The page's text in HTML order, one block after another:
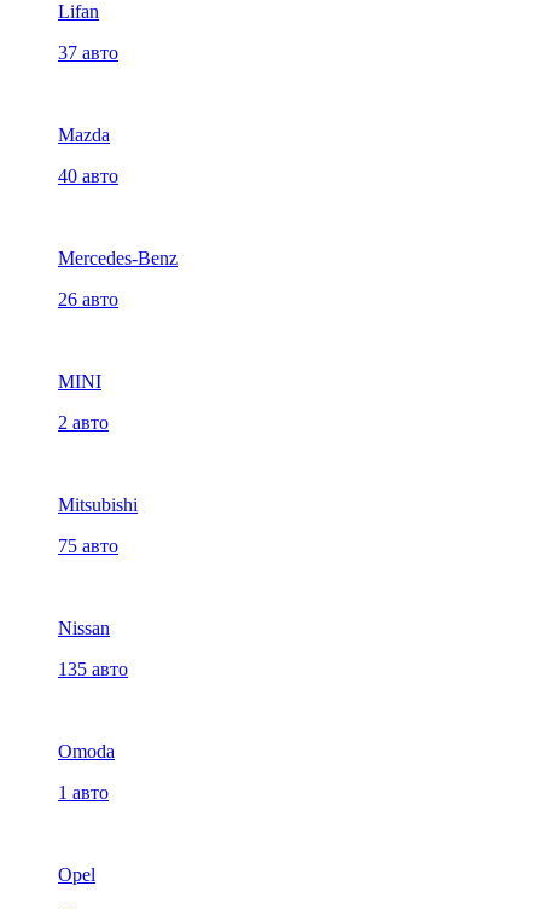
Lifan
37 авто
Mazda
40 авто
Mercedes-Benz
26 авто
MINI
2 авто
Mitsubishi
75 авто
Nissan
135 авто
Omoda
1 авто
Opel